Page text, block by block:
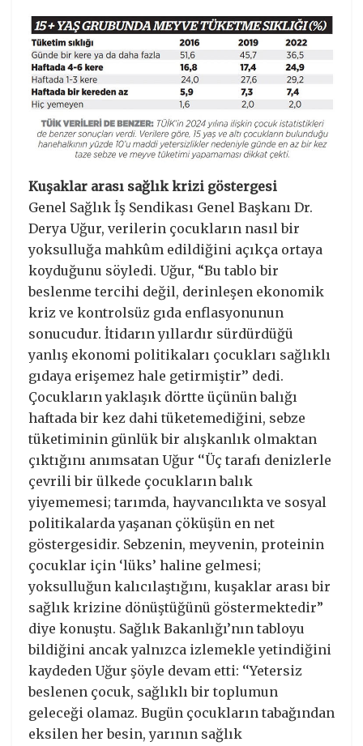
Kuşaklar arası sağlık krizi göstergesi
Genel Sağlık İş Sendikası Genel Başkanı Dr.
Derya Uğur, verilerin çocukların nasıl bir
yoksulluğa mahkûm edildiğini açıkça ortaya
koyduğunu söyledi. Uğur, “Bu tablo bir
beslenme tercihi değil, derinleşen ekonomik
kriz ve kontrolsüz gıda enflasyonunun
sonucudur. İtidarın yıllardır sürdürdüğü
yanlış ekonomi politikaları çocukları sağlıklı
gıdaya erişemez hale getirmiştir’’ dedi.
Çocukların yaklaşık dörtte üçünün balığı
haftada bir kez dahi tüketemediğini, sebze
tüketiminin günlük bir alışkanlık olmaktan
çıktığını anımsatan Uğur ‘‘Üç tarafı denizlerle
çevrili bir ülkede çocukların balık
yiyememesi; tarımda, hayvancılıkta ve sosyal
politikalarda yaşanan çöküşün en net
göstergesidir. Sebzenin, meyvenin, proteinin
çocuklar için ‘lüks’ haline gelmesi;
yoksulluğun kalıcılaştığını, kuşaklar arası bir
sağlık krizine dönüştüğünü göstermektedir”
diye konuştu. Sağlık Bakanlığı’nın tabloyu
bildiğini ancak yalnızca izlemekle yetindiğini
kaydeden Uğur şöyle devam etti: ‘‘Yetersiz
beslenen çocuk, sağlıklı bir toplumun
geleceği olamaz. Bugün çocukların tabağından
eksilen her besin, yarının sağlık